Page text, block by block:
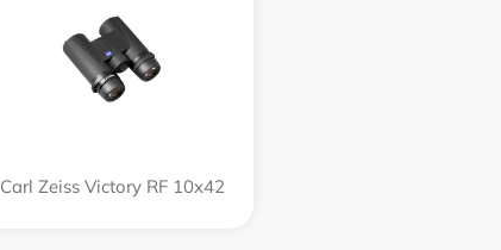
Carl Zeiss Victory RF 10x42